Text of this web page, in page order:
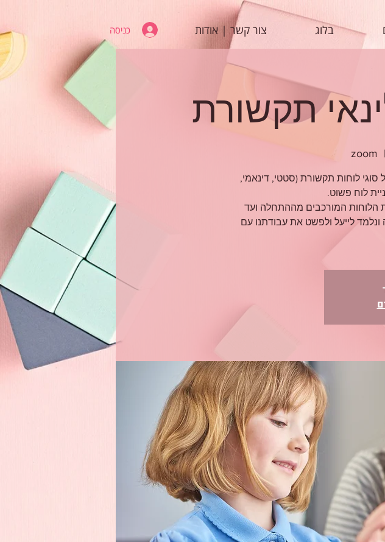
כניסה בלוג צור קשר | אודות
zoom
הטאצ'אט נלמד בחלק הראשון (3.10.21) על סוגי לוחות תקשורת (סטטי, דינאמי,
כיצד לבנות את הלוחות המורכבים מההתחלה ועד
לייעל ולפשט את עבודתנו עם